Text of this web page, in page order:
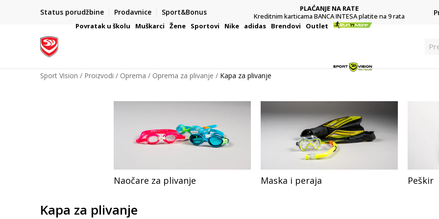
Status porudžbine Prodavnice Sport&Bonus
VAŽNO OBAVEŠTENJE ZA POTROŠAČE
PLAĆANJE NA RATE
Kreditnim karticama BANCA INTESA platite na 9 rata
Povratak u školu Muškarci Žene Sportovi Nike adidas Brendovi Outlet
Sport Vision Proizvodi Oprema Oprema za plivanje Kapa za plivanje
Naočare za plivanje Maska i peraja Peškir
Kapa za plivanje